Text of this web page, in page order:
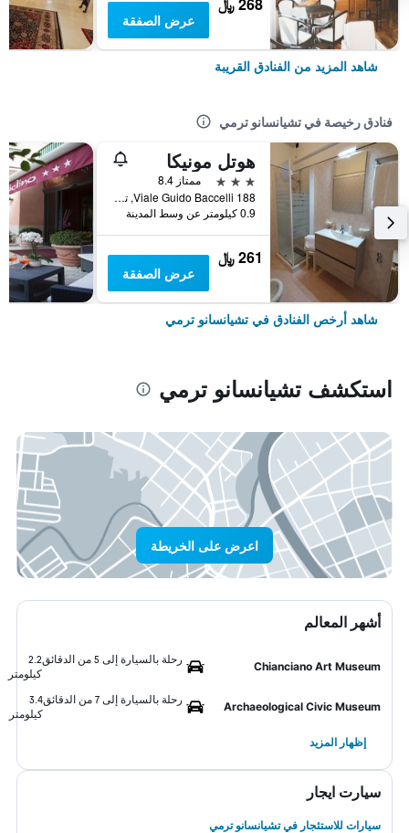
268 ﷼
عرض الصفقة
شاهد المزيد من الفنادق القريبة
فنادق رخيصة في تشيانسانو ترمي
هوتل مونيكا
3 نجوم
ممتاز 8.4
188 Viale Guido Baccelli, تشيانسانو ترمي, توسكانا, إيطاليا
0.9 كيلومتر عن وسط المدينة
261 ﷼
عرض الصفقة
شاهد أرخص الفنادق في تشيانسانو ترمي
استكشف تشيانسانو ترمي
اعرض على الخريطة
أشهر المعالم
Chianciano Art Museum
رحلة بالسيارة إلى 5 من الدقائق
2.2
كيلومتر
Archaeological Civic Museum
رحلة بالسيارة إلى 7 من الدقائق
3.4
كيلومتر
إظهار المزيد
سيارت ايجار
سيارات للاستئجار في تشيانسانو ترمي